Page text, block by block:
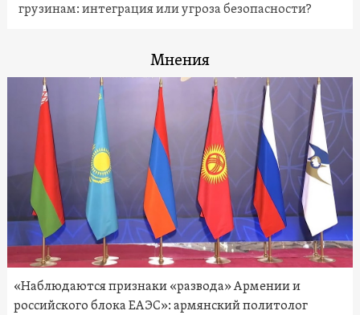
грузинам: интеграция или угроза безопасности?
Мнения
«Наблюдаются признаки «развода» Армении и
российского блока ЕАЭС»: армянский политолог